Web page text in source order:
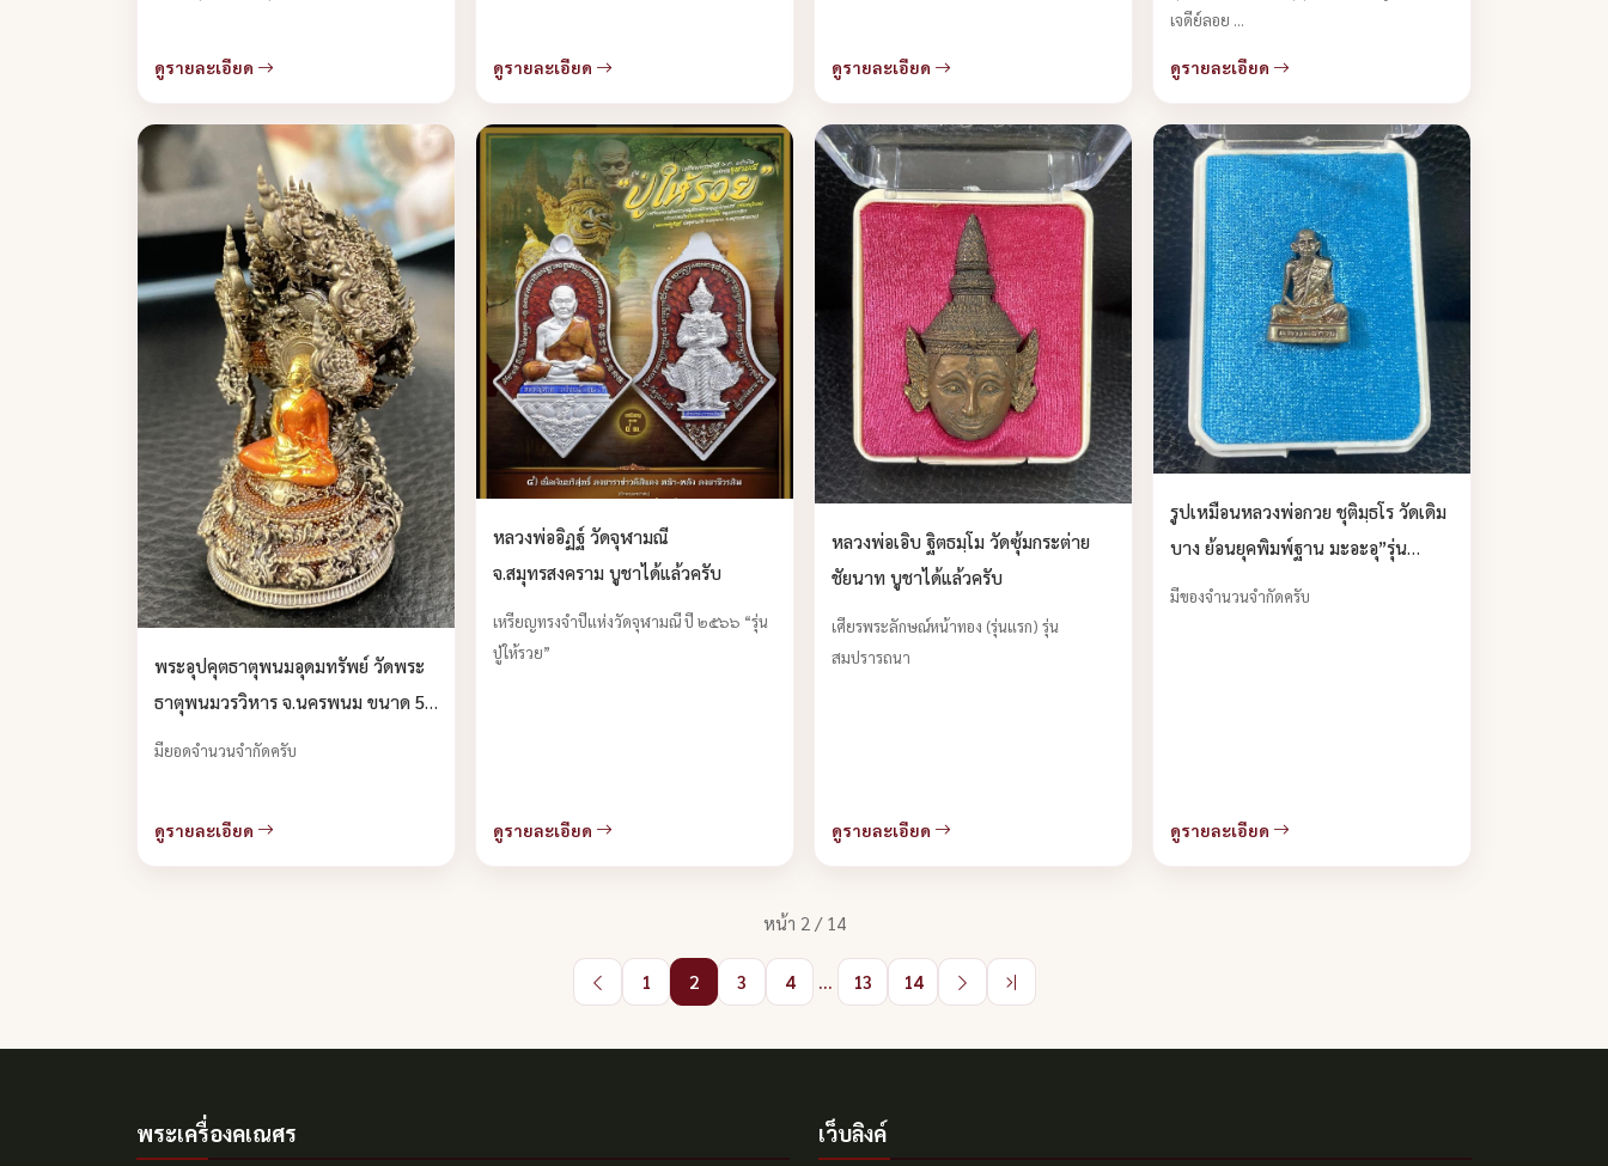
ดูรายละเอียด ดูรายละเอียด ดูรายละเอียด
เจดีย์ลอย ...
ดูรายละเอียด
พระอุปคุตธาตุพนมอุดมทรัพย์ วัดพระ
ธาตุพนมวรวิหาร จ.นครพนม ขนาด 5
ซม. บูชาได้แล้วครับ
มียอดจำนวนจำกัดครับ
ดูรายละเอียด
หลวงพ่ออิฏฐ์ วัดจุฬามณี
จ.สมุทรสงคราม บูชาได้แล้วครับ
เหรียญทรงจำปีแห่งวัดจุฬามณี ปี ๒๕๖๖ “รุ่น
ปู่ให้รวย”
ดูรายละเอียด
หลวงพ่อเอิบ ฐิตธมฺโม วัดซุ้มกระต่าย
ชัยนาท บูชาได้แล้วครับ
เศียรพระลักษณ์หน้าทอง (รุ่นแรก) รุ่น
สมปรารถนา
ดูรายละเอียด
รูปเหมือนหลวงพ่อกวย ชุติมฺธโร วัดเดิม
บาง ย้อนยุคพิมพ์ฐาน มะอะอุ”รุ่น
กตัญญู ปี 62 บูชาได้แล้วครับ
มีของจำนวนจำกัดครับ
ดูรายละเอียด
หน้า 2 / 14
1 2 3 4 13 14
พระเครื่องคเณศร เว็บลิงค์